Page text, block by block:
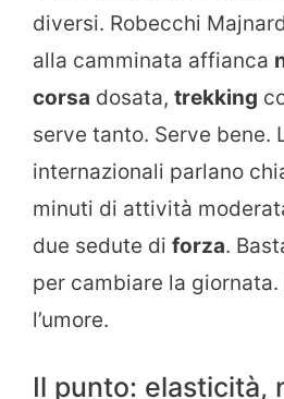
diversi. Robecchi
alla camminata affianca
corsa dosata, trekking
serve tanto. Serve bene.
internazionali parlano
minuti di attività
due sedute di forza.
per cambiare la giornata.
l’umore.
Il punto: elasticità,